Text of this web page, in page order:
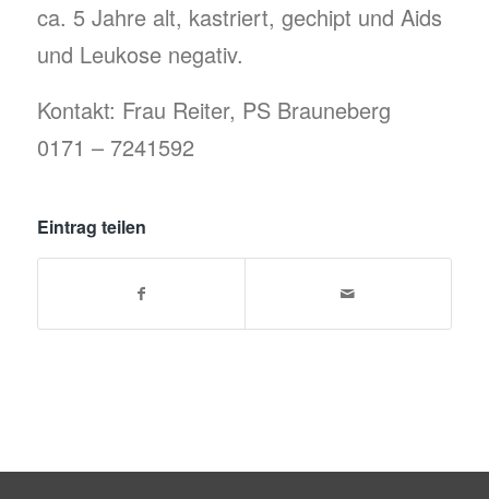
ca. 5 Jahre alt, kastriert, gechipt und Aids
und Leukose negativ.
Kontakt: Frau Reiter, PS Brauneberg
0171 – 7241592
Eintrag teilen